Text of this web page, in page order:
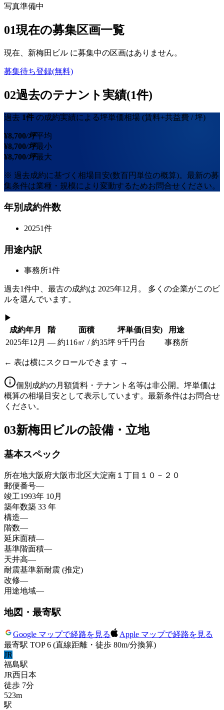
写真準備中
01現在の募集区画一覧
現在、 新梅田ビル に募集中の区画はありません。
募集待ち登録(無料)
02過去のテナント実績(1件)
過去 1件 の成約実績による坪単価相場 (賃料+共益費 / 坪)
¥8,700/坪平均
¥8,700/坪最小
¥8,700/坪最大
※ 過去成約に基づく相場目安(数百円単位の概算)。最新の募
集条件は業種・規模により変動するためお問合せください。
年別成約件数
20251件
用途内訳
事務所1件
過去1件中、最古の成約は 2025年12月 。 多くの企業がこのビ
ルを選んでいます。
▶
成約年月
階 面積 坪単価(目安)
用途
2025年12月 — 約116㎡ / 約35坪 9千円台 事務所
← 表は横にスクロールできます →
個別成約の月額賃料・テナント名等は非公開。坪単価は
概算の相場目安として表示しています。最新条件はお問合せ
ください。
03新梅田ビルの設備・立地
基本スペック
所在地大阪府大阪市北区大淀南１丁目１０－２０
郵便番号—
竣工1993年 10月
築年数築 33 年
構造—
階数—
延床面積—
基準階面積—
天井高—
耐震基準新耐震 (推定)
改修—
用途地域—
地図・最寄駅
Google マップで経路を見る
Apple マップで経路を見る
最寄駅 TOP 6 (直線距離・徒歩 80m/分換算)
JR
福島駅
JR西日本
徒歩 7分
523m
駅